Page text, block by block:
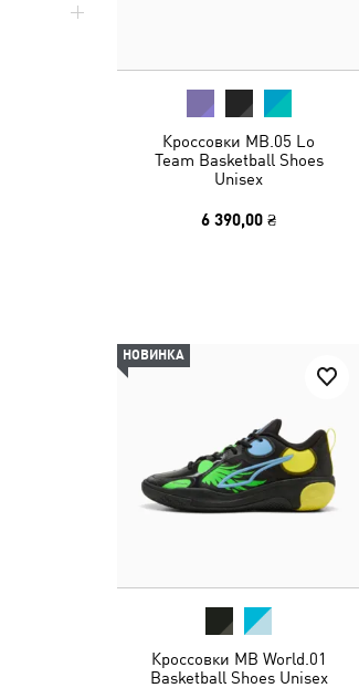
Кроссовки MB.05 Lo
Team Basketball Shoes
Unisex
6 390,00 ₴
НОВИНКА
Кроссовки MB World.01
Basketball Shoes Unisex